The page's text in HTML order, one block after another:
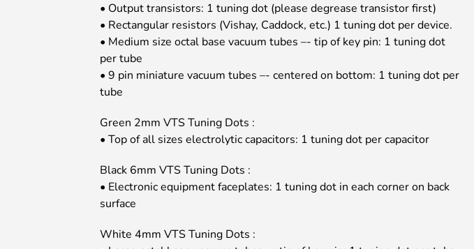
• Output transistors: 1 tuning dot (please degrease transistor first)
• Rectangular resistors (Vishay, Caddock, etc.) 1 tuning dot per device.
• Medium size octal base vacuum tubes –- tip of key pin: 1 tuning dot
per tube
• 9 pin miniature vacuum tubes –- centered on bottom: 1 tuning dot per
tube
Green 2mm VTS Tuning Dots :
• Top of all sizes electrolytic capacitors: 1 tuning dot per capacitor
Black 6mm VTS Tuning Dots :
• Electronic equipment faceplates: 1 tuning dot in each corner on back
surface
White 4mm VTS Tuning Dots :